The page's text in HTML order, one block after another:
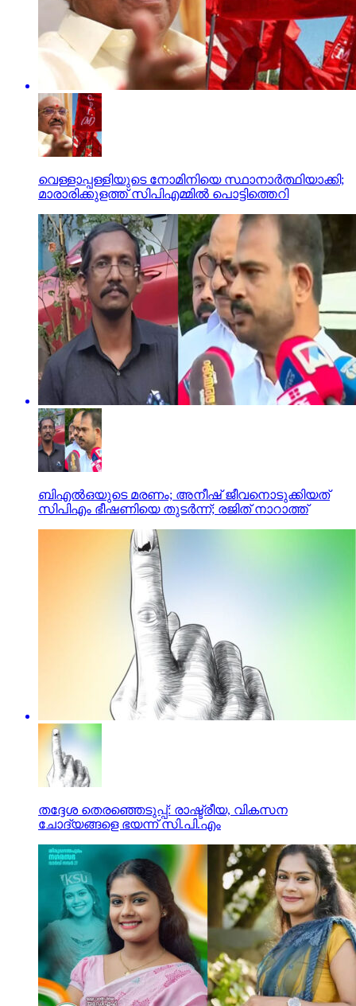
വെള്ളാപ്പള്ളിയുടെ നോമിനിയെ സ്ഥാനാര്‍ത്ഥിയാക്കി;
മാരാരിക്കുളത്ത് സിപിഎമ്മില്‍ പൊട്ടിത്തെറി
ബിഎല്‍ഒയുടെ മരണം; അനീഷ് ജീവനൊടുക്കിയത്
സിപിഎം ഭീഷണിയെ തുടര്‍ന്ന്; രജിത് നാറാത്ത്
തദ്ദേശ തെരഞ്ഞെടുപ്പ്: രാഷ്ട്രീയ, വികസന
ചോദ്യങ്ങളെ ഭയന്ന് സി.പി.എം